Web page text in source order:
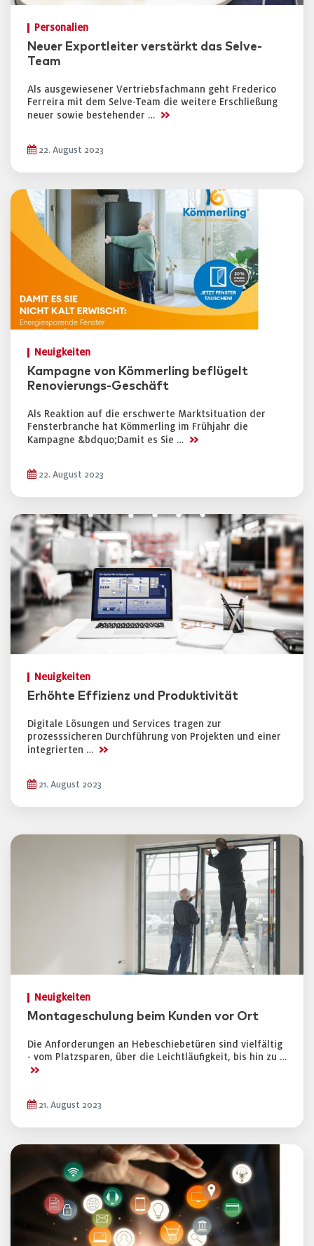
Personalien
Neuer Exportleiter verstärkt das Selve-
Team
Als ausgewiesener Vertriebsfachmann geht Frederico
Ferreira mit dem Selve-Team die weitere Erschließung
neuer sowie bestehender … >>
22. August 2023
Neuigkeiten
Kampagne von Kömmerling beflügelt
Renovierungs-Geschäft
Als Reaktion auf die erschwerte Marktsituation der
Fensterbranche hat Kömmerling im Frühjahr die
Kampagne &bdquo;Damit es Sie … >>
22. August 2023
Neuigkeiten
Erhöhte Effizienz und Produktivität
Digitale Lösungen und Services tragen zur
prozesssicheren Durchführung von Projekten und einer
integrierten … >>
21. August 2023
Neuigkeiten
Montageschulung beim Kunden vor Ort
Die Anforderungen an Hebeschiebetüren sind vielfältig
- vom Platzsparen, über die Leichtläufigkeit, bis hin zu …
>>
21. August 2023